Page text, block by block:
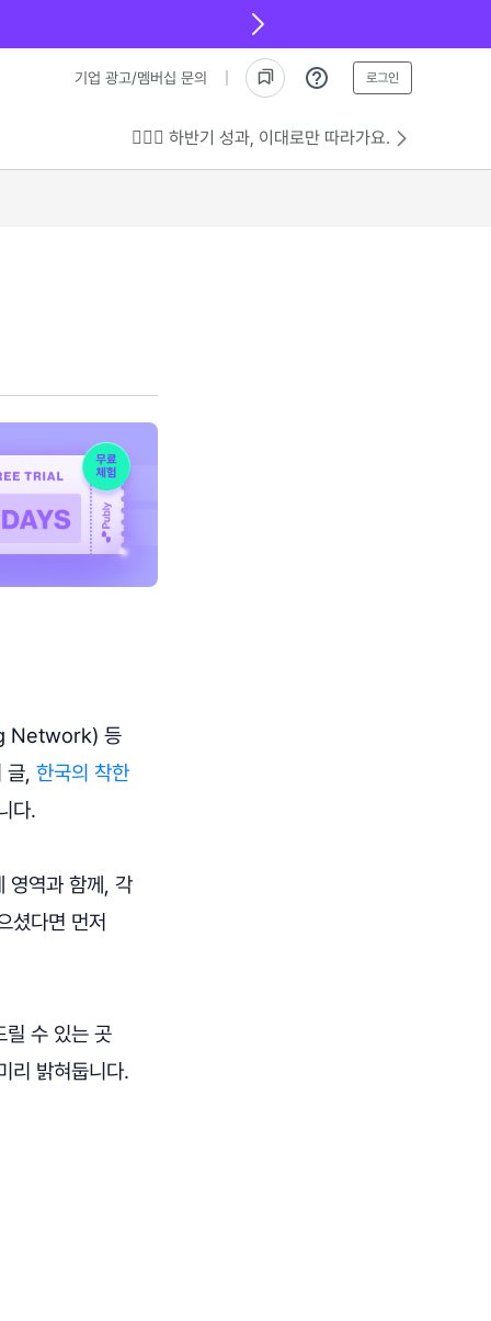
기업 광고/멤버십 문의 로그인
💁🏻‍♂️ 하반기 성과, 이대로만 따라가요.
Network) 등
글, 한국의 착한
다.
영역과 함께, 각
셨다면 먼저
릴 수 있는 곳
리 밝혀둡니다.